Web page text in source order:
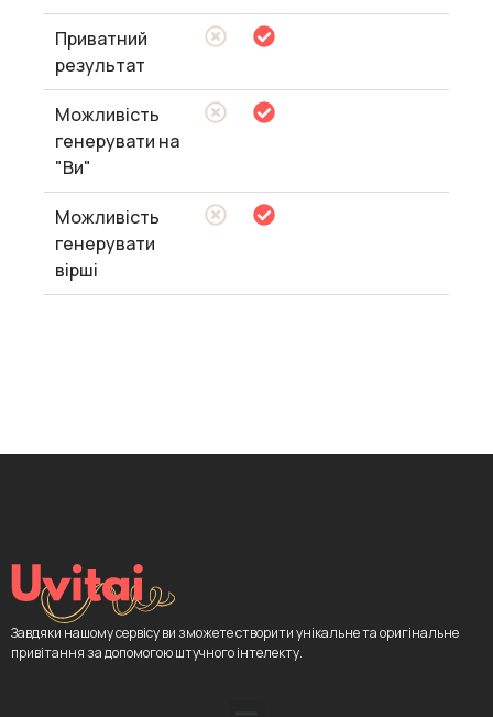
Приватний
результат
Можливість
генерувати на
"Ви"
Можливість
генерувати
вірші
Завдяки нашому сервісу ви зможете створити унікальне та оригінальне
привітання за допомогою штучного інтелекту.